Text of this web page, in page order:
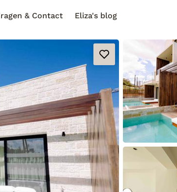
& Contact Eliza's blog